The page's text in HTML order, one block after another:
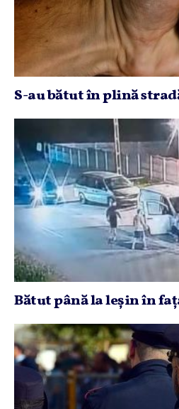
S-au bătut în plină
Bătut până la leşin în